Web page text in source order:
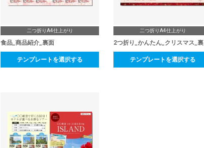
二つ折りA4仕上がり
食品_商品紹介_裏面
テンプレートを選択する
二つ折りA4仕上がり
2つ折り_かんたん_クリスマス_裏
テンプレートを選択する